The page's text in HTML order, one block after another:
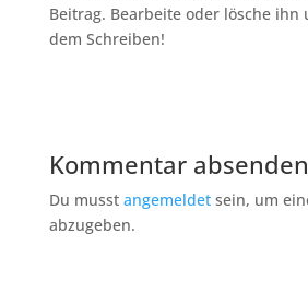
Beitrag. Bearbeite oder lösche
dem Schreiben!
Kommentar absenden
Du musst angemeldetsein, um
abzugeben.